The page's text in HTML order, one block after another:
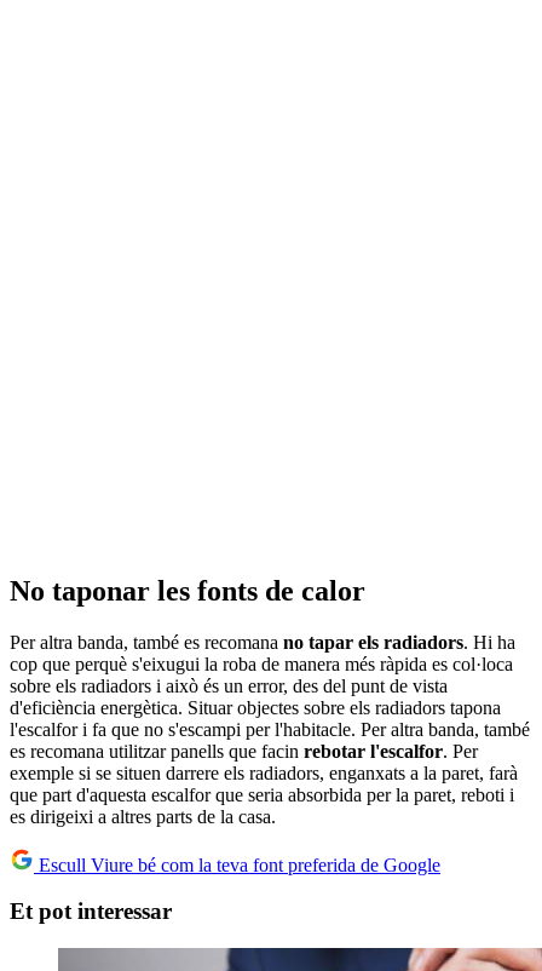
No taponar les fonts de calor
Per altra banda, també es recomana no tapar els radiadors. Hi ha
cop que perquè s'eixugui la roba de manera més ràpida es col·loca
sobre els radiadors i això és un error, des del punt de vista
d'eficiència energètica. Situar objectes sobre els radiadors tapona
l'escalfor i fa que no s'escampi per l'habitacle. Per altra banda, també
es recomana utilitzar panells que facin rebotar l'escalfor. Per
exemple si se situen darrere els radiadors, enganxats a la paret, farà
que part d'aquesta escalfor que seria absorbida per la paret, reboti i
es dirigeixi a altres parts de la casa.
Escull Viure bé com la teva font preferida de Google
Et pot interessar